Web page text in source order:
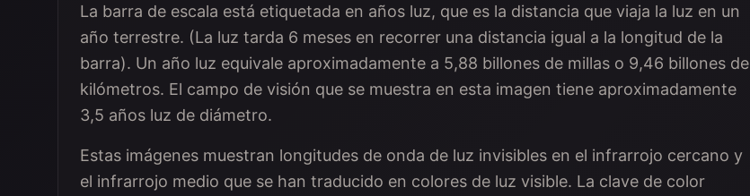
La barra de escala está etiquetada en años luz, que es la distancia que viaja la luz en un
año terrestre. (La luz tarda 6 meses en recorrer una distancia igual a la longitud de la
barra). Un año luz equivale aproximadamente a 5,88 billones de millas o 9,46 billones de
kilómetros. El campo de visión que se muestra en esta imagen tiene aproximadamente
3,5 años luz de diámetro.
Estas imágenes muestran longitudes de onda de luz invisibles en el infrarrojo cercano y
el infrarrojo medio que se han traducido en colores de luz visible. La clave de color